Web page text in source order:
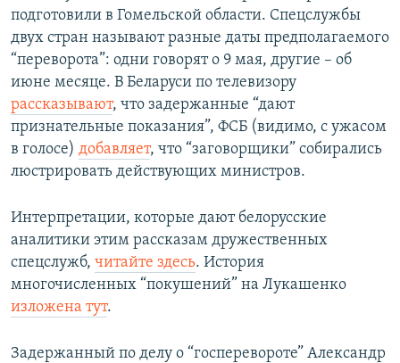
подготовили в Гомельской области. Спецслужбы
двух стран называют разные даты предполагаемого
“переворота”: одни говорят о 9 мая, другие – об
июне месяце. В Беларуси по телевизору
рассказывают, что задержанные “дают
признательные показания”, ФСБ (видимо, с ужасом
в голосе) добавляет, что “заговорщики” собирались
люстрировать действующих министров.
Интерпретации, которые дают белорусские
аналитики этим рассказам дружественных
спецслужб, читайте здесь. История
многочисленных “покушений” на Лукашенко
изложена тут.
Задержанный по делу о “госперевороте” Александр